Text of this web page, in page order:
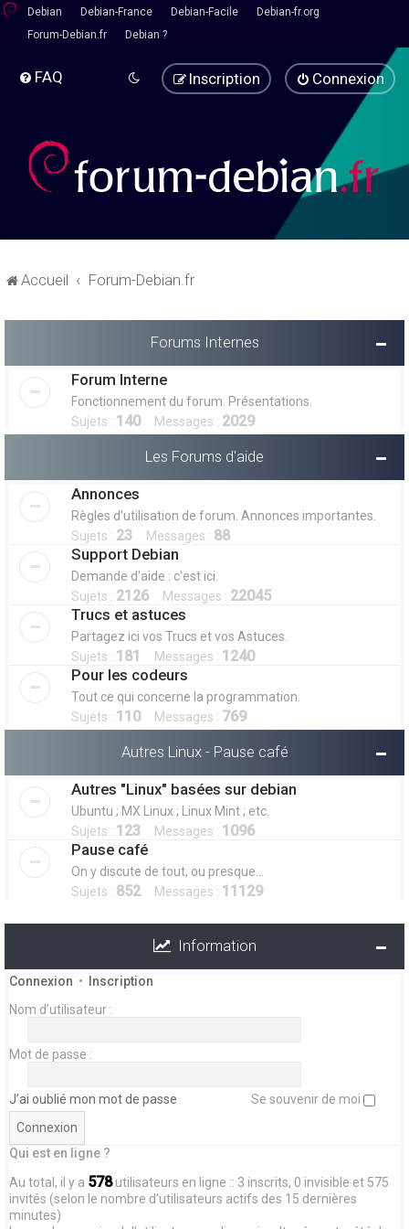
Debian Debian-France Debian-Facile
Debian-fr.org
Forum-Debian.fr
Debian ?
FAQ Connexion
Inscription
Accueil Forum-Debian.fr
Forums Internes
Forum Interne
Fonctionnement du forum. Présentations.
Sujets : 140Messages : 2029
Les Forums d'aide
Annonces
Règles d'utilisation de forum. Annonces importantes.
Sujets : 23 Messages : 88
Support Debian
Demande d'aide : c'est ici.
Sujets : 2126Messages : 22045
Trucs et astuces
Partagez ici vos Trucs et vos Astuces.
Sujets : 181 Messages : 1240
Pour les codeurs
Tout ce qui concerne la programmation.
Sujets : 110Messages : 769
Autres Linux - Pause café
Autres "Linux" basées sur debian
Ubuntu ; MX Linux ; Linux Mint ; etc.
Sujets : 123 Messages : 1096
Pause café
On y discute de tout, ou presque...
Sujets : 852Messages : 11129
Information
Connexion •
Inscription
Nom d’utilisateur :
Mot de passe :
J’ai oublié mon mot de passe Se souvenir de moi
Qui est en ligne ?
Au total, il y a 578utilisateurs en ligne :: 3 inscrits, 0 invisible et 575
invités (selon le nombre d’utilisateurs actifs des 15 dernières
minutes)